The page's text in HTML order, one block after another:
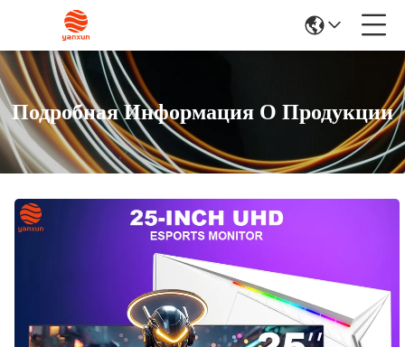
Подробная Информация О Продукции